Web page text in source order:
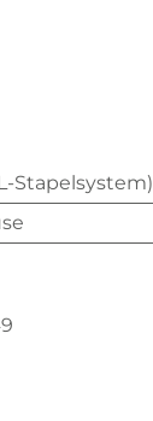
Stapelsystem)